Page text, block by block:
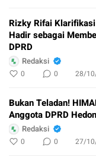
Rizky Rifai
Hadir sebagai
DPRD
Redaksi
0 0 28/
Bukan Teladan!
Anggota DPRD
Redaksi
0 0 27/